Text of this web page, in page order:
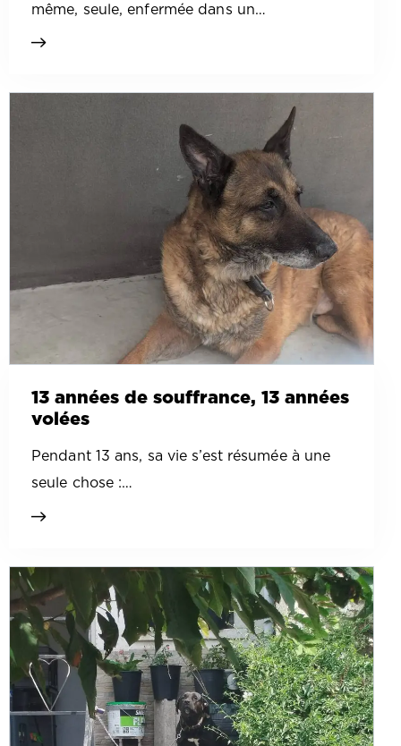
même, seule, enfermée dans un…
13 années de souffrance, 13 années
volées
Pendant 13 ans, sa vie s’est résumée à une
seule chose :…